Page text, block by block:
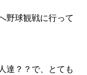
野球観戦に行って
達？？で、とても